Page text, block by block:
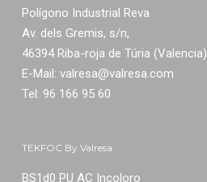
Polígono Industrial Reva
Av. dels Gremis, s/n,
46394 Riba-roja de Túria (Valencia)
E-Mail: valresa@valresa.com
Tel: 96 166 95 60
TEKFOC By Valresa
BS1d0 PU AC Incoloro